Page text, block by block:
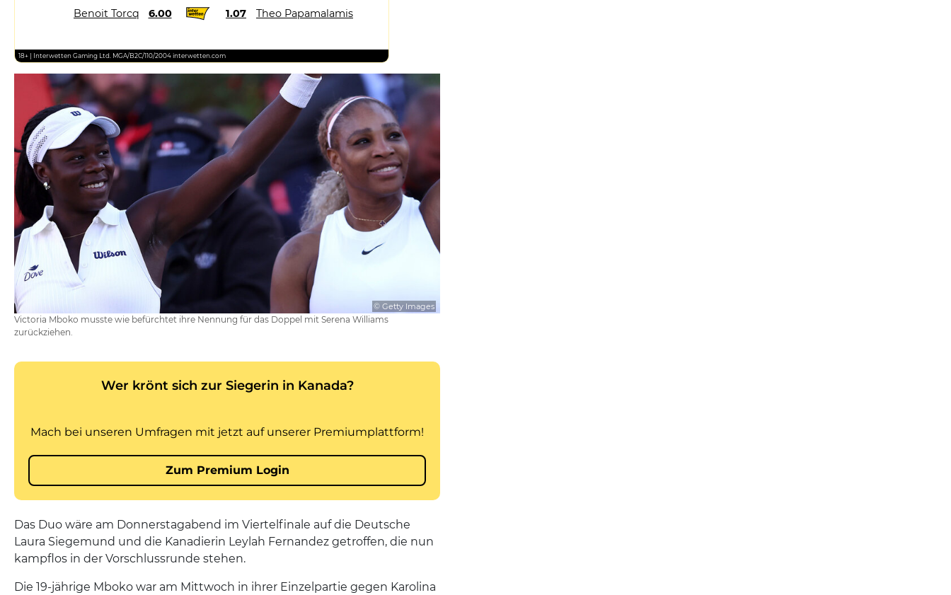
Benoit Torcq 6.00 1.07 Theo Papamalamis
18+ | Interwetten Gaming Ltd. MGA/B2C/110/2004 interwetten.com
© Getty Images
Victoria Mboko musste wie befürchtet ihre Nennung für das Doppel mit Serena Williams
zurückziehen.
Das Duo wäre am Donnerstagabend im Viertelfinale auf die Deutsche
Laura Siegemund und die Kanadierin Leylah Fernandez getroffen, die nun
kampflos in der Vorschlussrunde stehen.
Die 19-jährige Mboko war am Mittwoch in ihrer Einzelpartie gegen Karolina